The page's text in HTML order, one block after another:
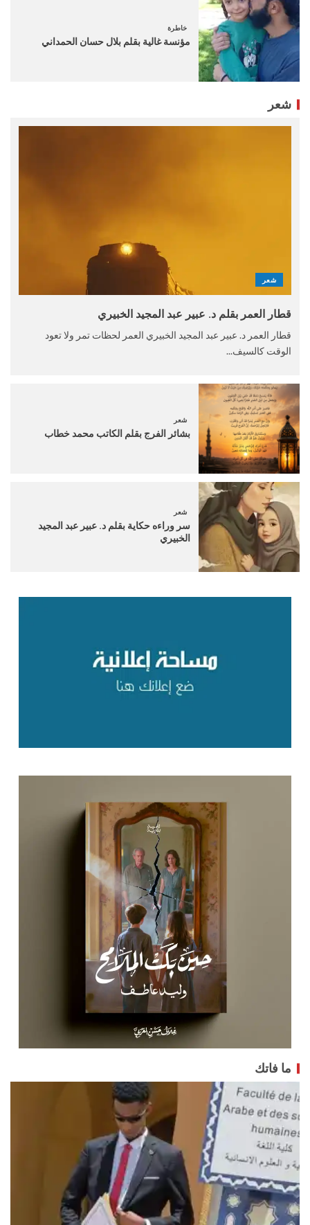
خاطرة
مؤنسة غالية بقلم بلال حسان الحمداني
شعر
شعر
قطار العمر بقلم د. عبير عبد المجيد الخبيري
قطار العمر د. عبير عبد المجيد الخبيري العمر لحظات تمر ولا تعود
الوقت كالسيف...
شعر
بشائر الفرج بقلم الكاتب محمد خطاب
شعر
سر وراءه حكاية بقلم د. عبير عبد المجيد
الخبيري
ما فاتك